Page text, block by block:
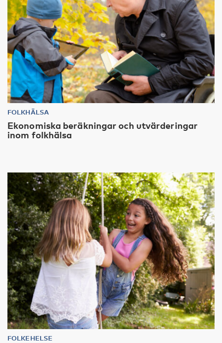
FOLKHÄLSA
Ekonomiska beräkningar och utvärderingar
inom folkhälsa
FOLKEHELSE